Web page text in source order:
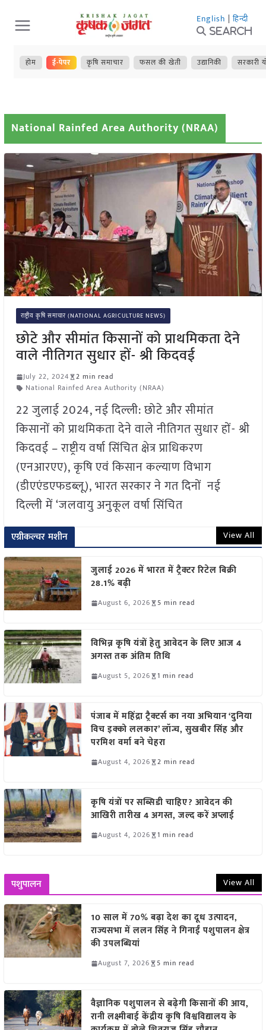
Skip
to
content
English | हिन्दी
Search
होम ई-पेपर कृषि समाचार फसल की खेती उद्यानिकी सरकारी
National Rainfed Area Authority (NRAA)
राष्ट्रीय कृषि समाचार (NATIONAL AGRICULTURE NEWS)
छोटे और सीमांत किसानों को प्राथमिकता देने
वाले नीतिगत सुधार हों- श्री किदवई
July 22, 2024
2 min read
National Rainfed Area Authority (NRAA)
22 जुलाई 2024, नई दिल्ली: छोटे और सीमांत
किसानों को प्राथमिकता देने वाले नीतिगत सुधार हों- श्री
किदवई – राष्ट्रीय वर्षा सिंचित क्षेत्र प्राधिकरण
(एनआरएए), कृषि एवं किसान कल्याण विभाग
(डीएएंडएफडब्लू), भारत सरकार ने गत दिनों नई
दिल्ली में ‘जलवायु अनुकूल वर्षा सिंचित
एग्रीकल्चर मशीन View All
जुलाई 2026 में भारत में ट्रैक्टर रिटेल बिक्री
28.1% बढ़ी
August 6, 2026 5 min read
विभिन्न कृषि यंत्रों हेतु आवेदन के लिए आज 4
अगस्त तक अंतिम तिथि
August 5, 2026 1 min read
पंजाब में महिंद्रा ट्रैक्टर्स का नया अभियान ‘दुनिया
विच इक्को ललकार’ लॉन्च, सुखबीर सिंह और
परमिश वर्मा बने चेहरा
August 4, 2026 2 min read
कृषि यंत्रों पर सब्सिडी चाहिए? आवेदन की
आखिरी तारीख 4 अगस्त, जल्द करें अप्लाई
August 4, 2026 1 min read
पशुपालन View All
10 साल में 70% बढ़ा देश का दूध उत्पादन,
राज्यसभा में ललन सिंह ने गिनाईं पशुपालन क्षेत्र
की उपलब्धियां
August 7, 2026 5 min read
वैज्ञानिक पशुपालन से बढ़ेगी किसानों की आय,
रानी लक्ष्मीबाई केंद्रीय कृषि विश्वविद्यालय के